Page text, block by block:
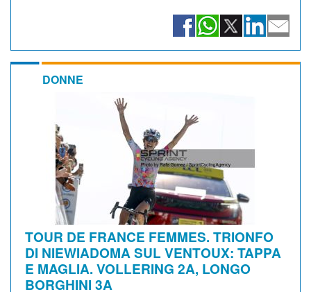
DONNE
TOUR DE FRANCE FEMMES. TRIONFO
DI NIEWIADOMA SUL VENTOUX: TAPPA
E MAGLIA. VOLLERING 2A, LONGO
BORGHINI 3A